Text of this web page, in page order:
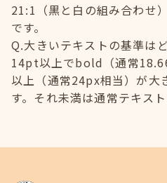
21:1（黒と白の組み合わせ
です。
Q.大きいテキストの基準は
14pt以上でbold（通常
以上（通常24px相当）が大
す。それ未満は通常テキス